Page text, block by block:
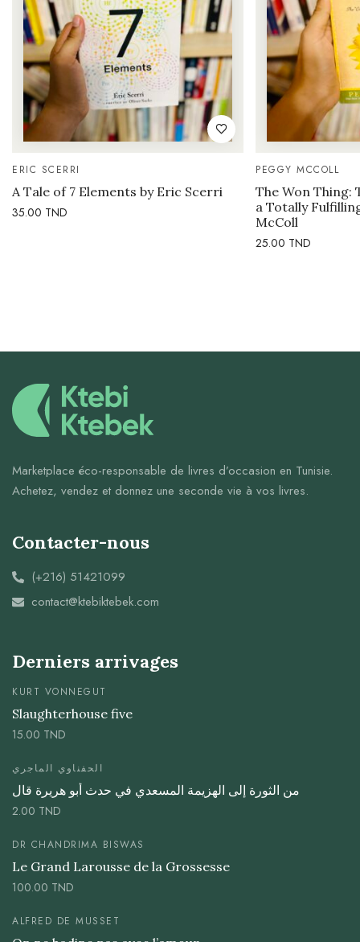
ERIC SCERRI
A Tale of 7 Elements by Eric Scerri
35.00 TND
PEGGY MCCOLL
The Won Thing:
a Totally
McColl
25.00 TND
Marketplace éco-responsable de livres d’occasion en Tunisie.
Achetez, vendez et donnez une seconde vie à vos livres.
Contacter-nous
(+216) 51421099
contact@ktebiktebek.com
Derniers arrivages
KURT VONNEGUT
Slaughterhouse five
15.00 TND
الحفناوي الماجري
من الثورة إلى الهزيمة المسعدي في حدث أبو هريرة قال
2.00 TND
DR CHANDRIMA BISWAS
Le Grand Larousse de la Grossesse
100.00 TND
ALFRED DE MUSSET